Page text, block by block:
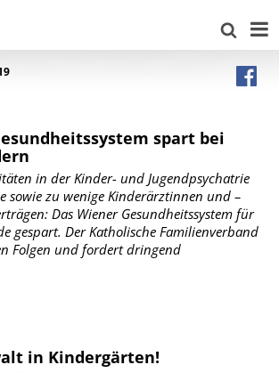
spart bei
in der Kinder- und Jugendpsychatrie
sowie zu wenige Kinderärztinnen und –
Das Wiener Gesundheitssystem für
gespart. Der Katholische Familienverband
Folgen und fordert dringend
in Kindergärten!